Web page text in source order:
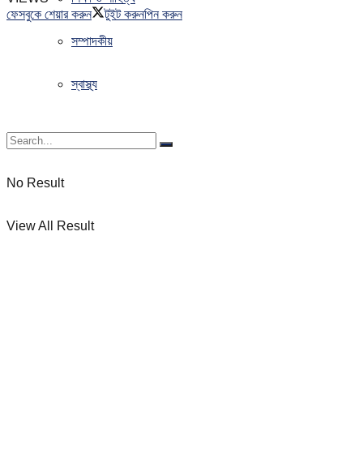
সম্পাদকীয়
স্বাস্থ্য
No Result
View All Result
ফেসবুকে শেয়ার করুন
টুইট করুনপিন করুন